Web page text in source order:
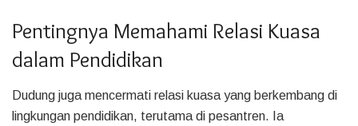
Pentingnya Memahami Relasi Kuasa
dalam Pendidikan
Dudung juga mencermati relasi kuasa yang berkembang di
lingkungan pendidikan, terutama di pesantren. Ia